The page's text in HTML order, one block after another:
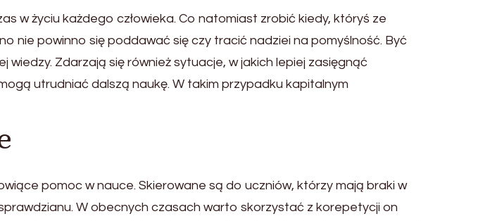
w życiu każdego człowieka. Co natomiast zrobić kiedy, któryś ze
nie powinno się poddawać się czy tracić nadziei na pomyślność. Być
Zdarzają się również sytuacje, w jakich lepiej zasięgnąć
utrudniać dalszą naukę. W takim przypadku kapitalnym
pomoc w nauce. Skierowane są do uczniów, którzy mają braki w
W obecnych czasach warto skorzystać z korepetycji on